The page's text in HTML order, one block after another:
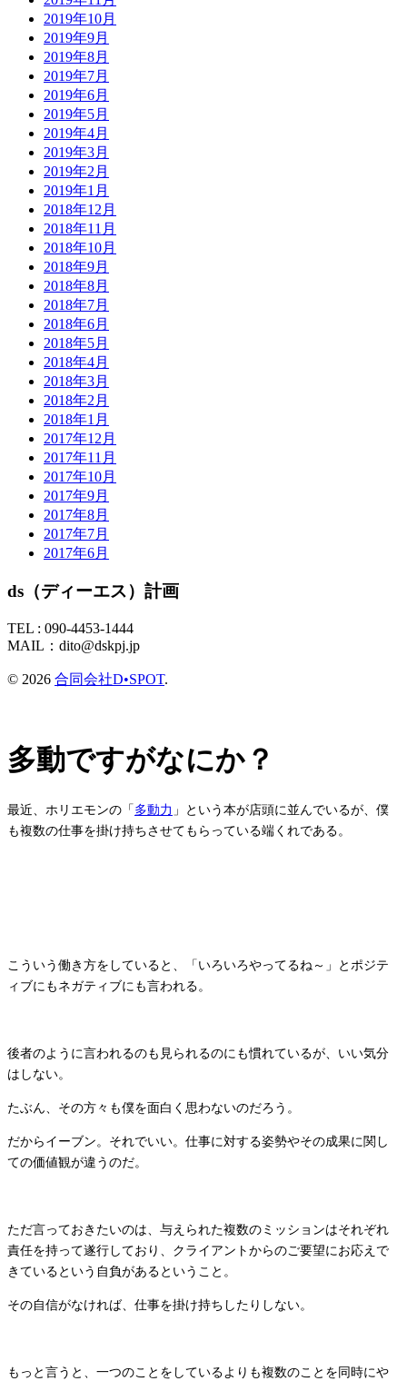
2019年10月
2019年9月
2019年8月
2019年7月
2019年6月
2019年5月
2019年4月
2019年3月
2019年2月
2019年1月
2018年12月
2018年11月
2018年10月
2018年9月
2018年8月
2018年7月
2018年6月
2018年5月
2018年4月
2018年3月
2018年2月
2018年1月
2017年12月
2017年11月
2017年10月
2017年9月
2017年8月
2017年7月
2017年6月
ds（ディーエス）計画
TEL : 090-4453-1444
MAIL： dito@dskpj.jp
© 2026 合同会社D•SPOT.
多動ですがなにか？
最近、ホリエモンの「 多動力 」という本が店頭に並んでいるが、 僕
も複数の仕事を掛け持ちさせてもらっている端くれである。
こういう働き方をしていると、「いろいろやってるね～」
とポジテ
ィブにもネガティブにも言われる。
後者のように言われるのも見られるのにも慣れているが、 いい気分
はしない。
たぶん、その方々も僕を面白く思わないのだろう。
だからイーブン。それでいい。仕事に対する姿勢やその成果に関し
ての価値観が違うのだ。
ただ言っておきたいのは、 与えられた複数のミッションはそれぞれ
責任を持って遂行しており 、 クライアントからのご要望にお応えで
きているという自負があるというこ と。
その自信がなければ、仕事を掛け持ちしたりしない。
もっと言うと、一つのことをしているよりも複数のことを同時にや